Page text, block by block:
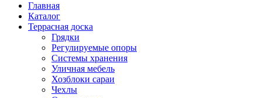
Главная
Каталог
Террасная доска
Грядки
Регулируемые опоры
Системы хранения
Уличная мебель
Хозблоки сараи
Чехлы